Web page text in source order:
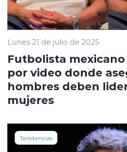
Lunes 21 de julio de 2025
Futbolista
por video donde
hombres deben
mujeres
Tendencias